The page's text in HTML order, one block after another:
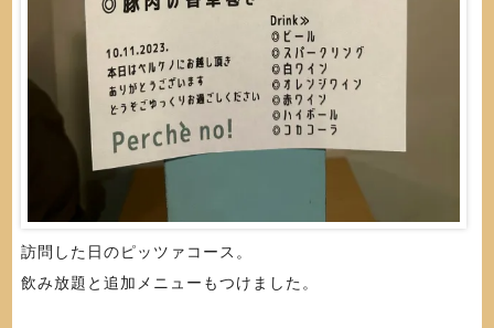
訪問した日のピッツァコース。
飲み放題と追加メニューもつけました。